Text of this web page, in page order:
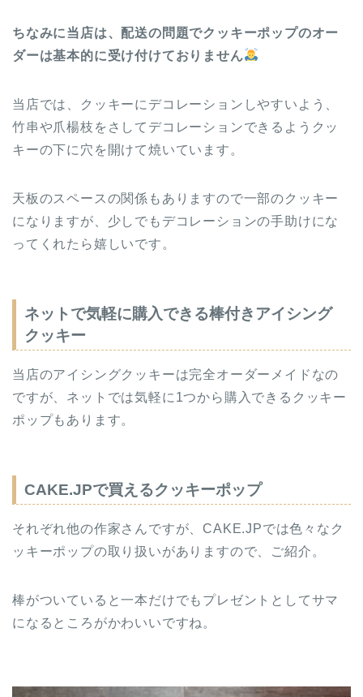
ちなみに当店は、配送の問題でクッキーポップのオー
ダーは基本的に受け付けておりません
当店では、クッキーにデコレーションしやすいよう、
竹串や爪楊枝をさしてデコレーションできるようクッ
キーの下に穴を開けて焼いています。
天板のスペースの関係もありますので一部のクッキー
になりますが、少しでもデコレーションの手助けにな
ってくれたら嬉しいです。
ネットで気軽に購入できる棒付きアイシング
クッキー
当店のアイシングクッキーは完全オーダーメイドなの
ですが、ネットでは気軽に1つから購入できるクッキー
ポップもあります。
CAKE.JPで買えるクッキーポップ
それぞれ他の作家さんですが、CAKE.JPでは色々なク
ッキーポップの取り扱いがありますので、ご紹介。
棒がついていると一本だけでもプレゼントとしてサマ
になるところがかわいいですね。